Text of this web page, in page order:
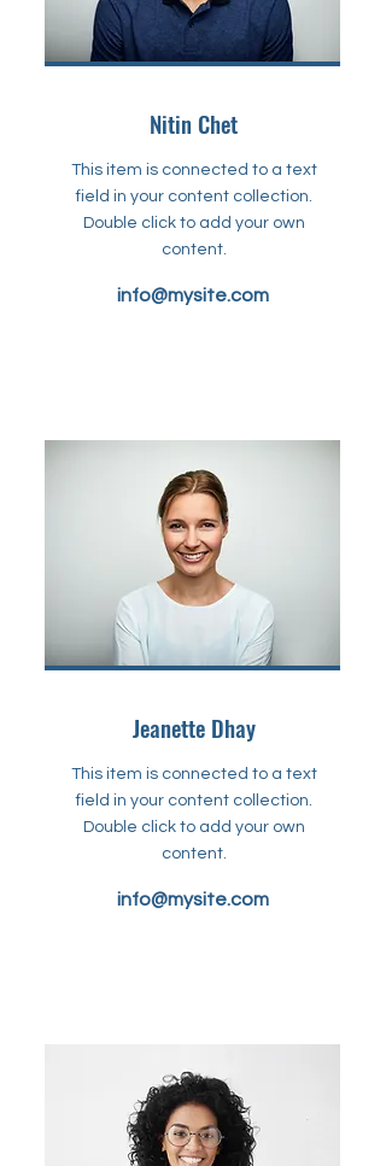
Nitin Chet
This item is connected to a text
field in your content collection.
Double click to add your own
content.
info@mysite.com
Jeanette Dhay
This item is connected to a text
field in your content collection.
Double click to add your own
content.
info@mysite.com